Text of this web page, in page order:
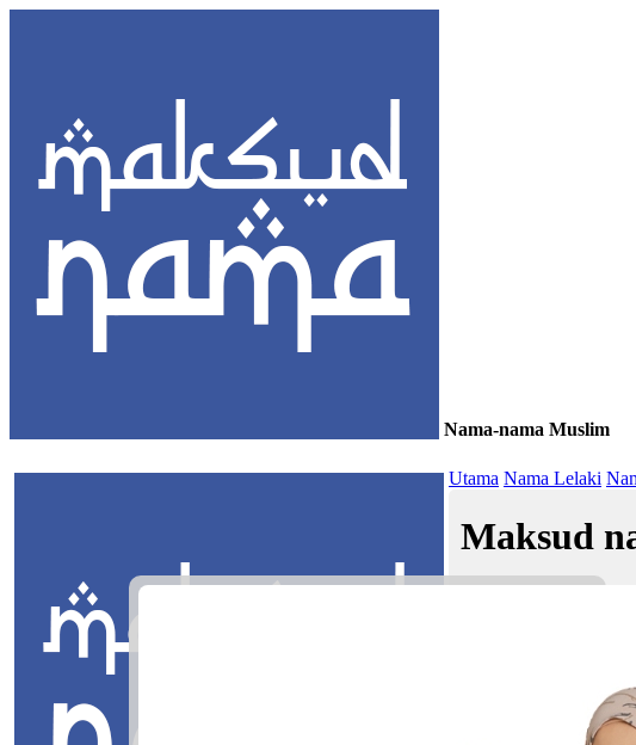
Nama-nama Muslim
Utama Nama Lelaki
Maksud